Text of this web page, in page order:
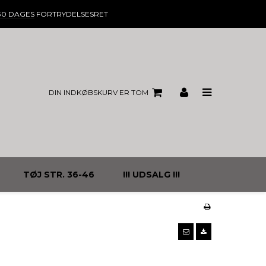
DAGESFORTRYDELSESRET
DIN INDKØBSKURV ER TOM
TØJ STR. 36-46 !!! UDSALG !!!